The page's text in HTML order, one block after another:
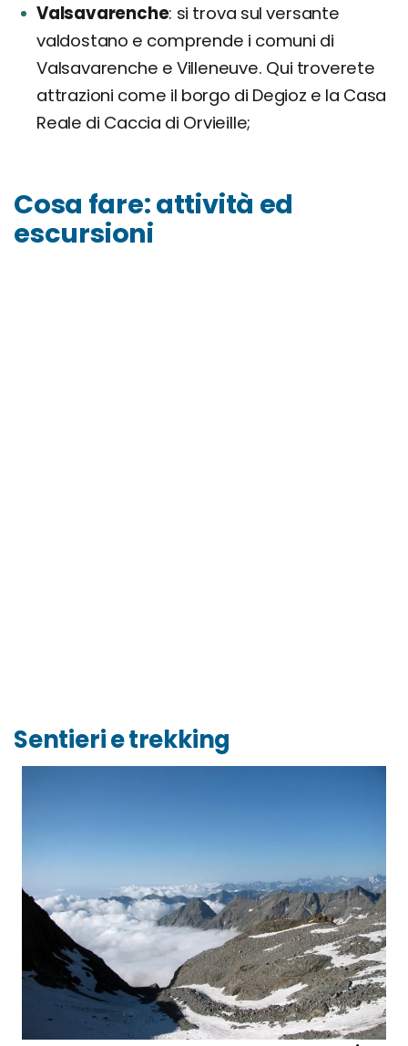
Valsavarenche si trova sul versante
valdostano e comprende i comuni di
Valsavarenche e Villeneuve. Qui troverete
attrazioni come il borgo di Degioz e la Casa
Reale di Caccia di Orvieille;
Cosa fare: attività ed
escursioni
Sentieri e trekking